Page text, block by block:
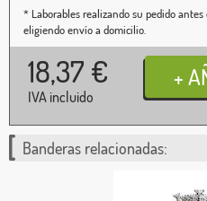
* Laborables realizando su pedido
eligiendo envío a domicilio.
18,37 €
IVA incluido
Banderas relacionadas: